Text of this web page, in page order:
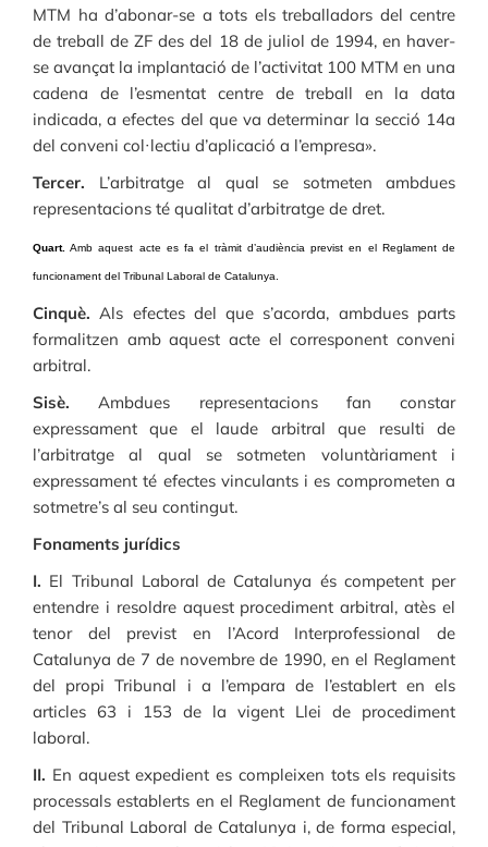
MTM ha d’abonar-se a tots els treballadors del centre
de treball de ZF des del 18 de juliol de 1994, en haver-
se avançat la implantació de l’activitat 100 MTM en una
cadena de l’esmentat centre de treball en la data
indicada, a efectes del que va determinar la secció 14a
del conveni col·lectiu d’aplicació a l’empresa».
Tercer. L’arbitratge al qual se sotmeten ambdues
representacions té qualitat d’arbitratge de dret.
Quart. Amb aquest acte es fa el tràmit d’audiència previst en el Reglament de
funcionament del Tribunal Laboral de Catalunya.
Cinquè. Als efectes del que s’acorda, ambdues parts
formalitzen amb aquest acte el corresponent conveni
arbitral.
Sisè. Ambdues representacions fan constar
expressament que el laude arbitral que resulti de
l’arbitratge al qual se sotmeten voluntàriament i
expressament té efectes vinculants i es comprometen a
sotmetre’s al seu contingut.
Fonaments jurídics
I. El Tribunal Laboral de Catalunya és competent per
entendre i resoldre aquest procediment arbitral, atès el
tenor del previst en l’Acord Interprofessional de
Catalunya de 7 de novembre de 1990, en el Reglament
del propi Tribunal i a l’empara de l’establert en els
articles 63 i 153 de la vigent Llei de procediment
laboral.
II. En aquest expedient es compleixen tots els requisits
processals establerts en el Reglament de funcionament
del Tribunal Laboral de Catalunya i, de forma especial,